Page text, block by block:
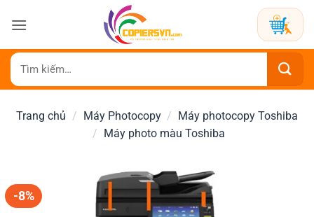
qua
dung
Tìm
kiếm:
Trang chủ / Máy Photocopy / Máy photocopy Toshiba
/ Máy photo màu Toshiba
-8%